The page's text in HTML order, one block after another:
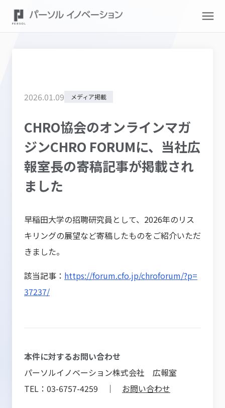
2026.01.09 メディア掲載
CHRO協会のオンラインマガ
ジンCHRO FORUMに、当社広
報室長の寄稿記事が掲載され
ました
早稲田大学の招聘研究員として、2026年のリス
キリングの展望など寄稿したものをご紹介いただ
きました。
該当記事： https://forum.cfo.jp/chroforum/?p=
37237/
本件に対するお問い合わせ
パーソルイノベーション株式会社 広報室
TEL：03-6757-4259 ｜ お問い合わせ